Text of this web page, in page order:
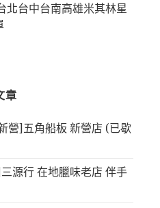
北台中台南高雄米其林星
章
營]五角船板 新營店 (已歇
源行 在地臘味老店 伴手